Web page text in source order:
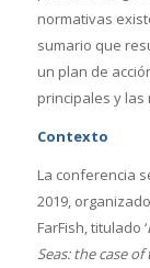
normativas
sumario que
un plan de
principales y las
Contexto
La conferencia
2019,
FarFish, titulado ‘
Seas: the case